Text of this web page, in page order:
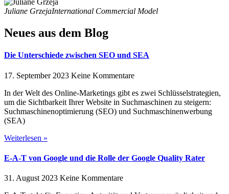
Juliane GrzejaInternational Commercial Model
Neues aus dem Blog
Die Unterschiede zwischen SEO und SEA
17. September 2023 Keine Kommentare
In der Welt des Online-Marketings gibt es zwei Schlüsselstrategien,
um die Sichtbarkeit Ihrer Website in Suchmaschinen zu steigern:
Suchmaschinenoptimierung (SEO) und Suchmaschinenwerbung
(SEA)
Weiterlesen »
E-A-T von Google und die Rolle der Google Quality Rater
31. August 2023 Keine Kommentare